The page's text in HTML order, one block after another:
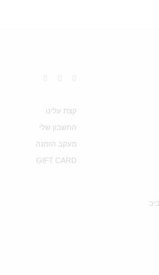
קצת עלינו
החשבון שלי
מעקב הזמנה
GIFT CARD